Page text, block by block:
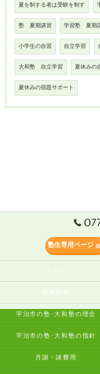
夏を制する者は受験を制す
塾 夏期講習 学習塾 夏期
小学生の自習 自立学習
大和塾 自立学習 夏休みの
夏休みの宿題サポート
塾生専用ページ
ホーム
授業内容
宇治市の塾･大和塾の理念
宇治市の塾･大和塾の指針
月謝・諸費用